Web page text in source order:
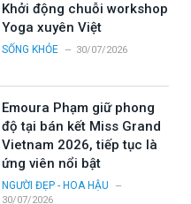
Khởi động chuỗi workshop
Yoga xuyên Việt
SỐNG KHỎE 30/07/2026
Emoura Phạm giữ phong
độ tại bán kết Miss Grand
Vietnam 2026, tiếp tục là
ứng viên nổi bật
NGƯỜI ĐẸP - HOA HẬU
30/07/2026